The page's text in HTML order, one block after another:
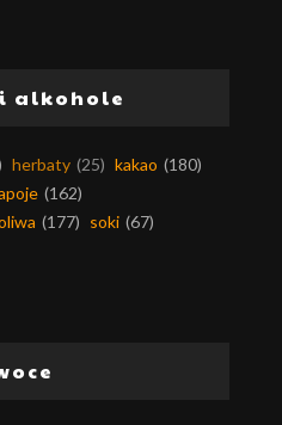
alkohole
herbaty (25) kakao (180)
(162)
(177) soki (67)